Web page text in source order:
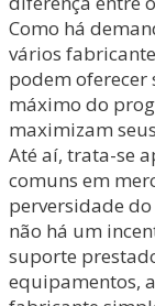
Como há
vários
podem oferecer
máximo do
maximizam
Até aí, trata-se
comuns em
perversidade
não há um
suporte
equipamentos,